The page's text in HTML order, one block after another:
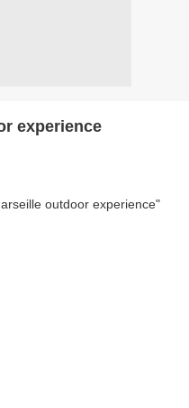
experience